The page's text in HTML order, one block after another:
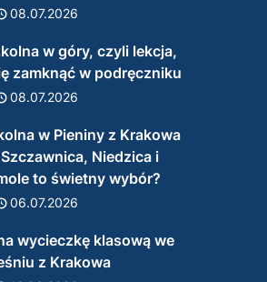
08.07.2026
w góry, czyli lekcja,
zamknąć w podręczniku
08.07.2026
w Pieniny z Krakowa
Niedzica i
to świetny wybór?
06.07.2026
wycieczkę klasową we
z Krakowa